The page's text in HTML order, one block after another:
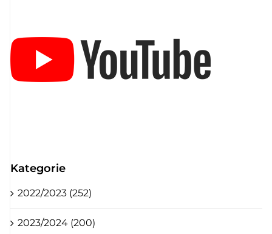
Kategorie
2022/2023 (252)
2023/2024 (200)